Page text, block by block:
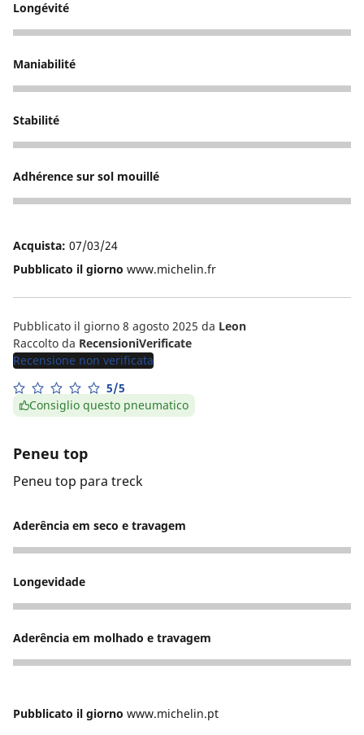
Longévité
5
Maniabilité
5
Stabilité
5
Adhérence sur sol mouillé
5
Acquista: 07/03/24
Pubblicato il giorno www.michelin.fr
Pubblicato il giorno 8 agosto 2025 da Leon
Raccolto da RecensioniVerificate
Recensione non verificata
5/5
Consiglio questo pneumatico
Peneu top
Peneu top para treck
Aderência em seco e travagem
5
Longevidade
5
Aderência em molhado e travagem
5
Pubblicato il giorno www.michelin.pt